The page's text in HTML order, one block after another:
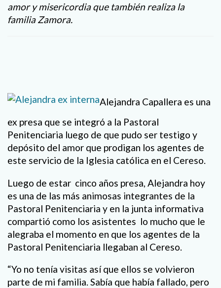
amor y misericordia que también realiza la
familia Zamora.
Alejandra Capallera es una
ex presa que se integró a la Pastoral
Penitenciaria luego de que pudo ser testigo y
depósito del amor que prodigan los agentes de
este servicio de la Iglesia católica en el Cereso.
Luego de estar cinco años presa, Alejandra hoy
es una de las más animosas integrantes de la
Pastoral Penitenciaria y en la junta informativa
compartió como los asistentes lo mucho que le
alegraba el momento en que los agentes de la
Pastoral Penitenciaria llegaban al Cereso.
“Yo no tenía visitas así que ellos se volvieron
parte de mi familia. Sabía que había fallado, pero